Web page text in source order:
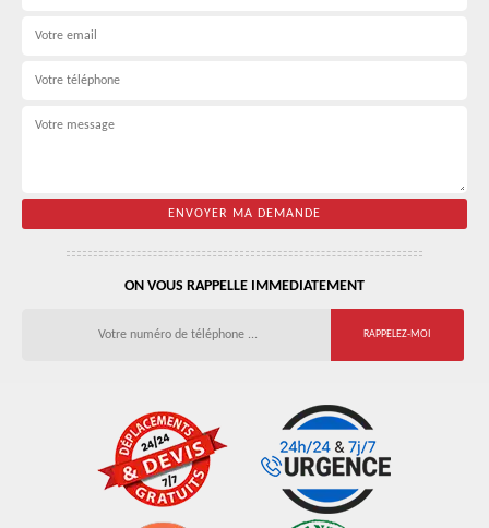
ON VOUS RAPPELLE IMMEDIATEMENT